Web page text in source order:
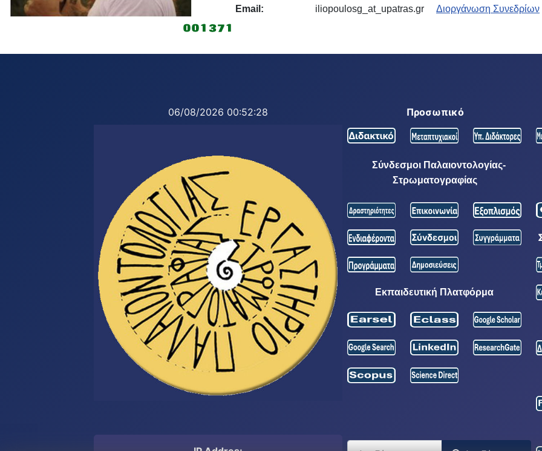
Email:
iliopoulosg_at_upatras.gr Διοργάνωση Συνεδρίων
06/08/2026 00:52:29 Προσωπικό
Σύνδεσμοι Παλαιοντολογίας-
Στρωματογραφίας
Εκπαιδευτική Πλατφόρμα
Αναζήτηση...